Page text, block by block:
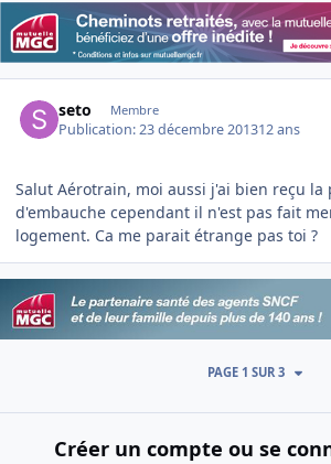
seto Membre
Publication:23 décembre 201312 ans
Salut Aérotrain, moi aussi j'ai bien reçu la
d'embauche cependant il n'est pas fait
logement. Ca me parait étrange pas toi ?
PAGE 1 SUR 3
Créer un compte ou se